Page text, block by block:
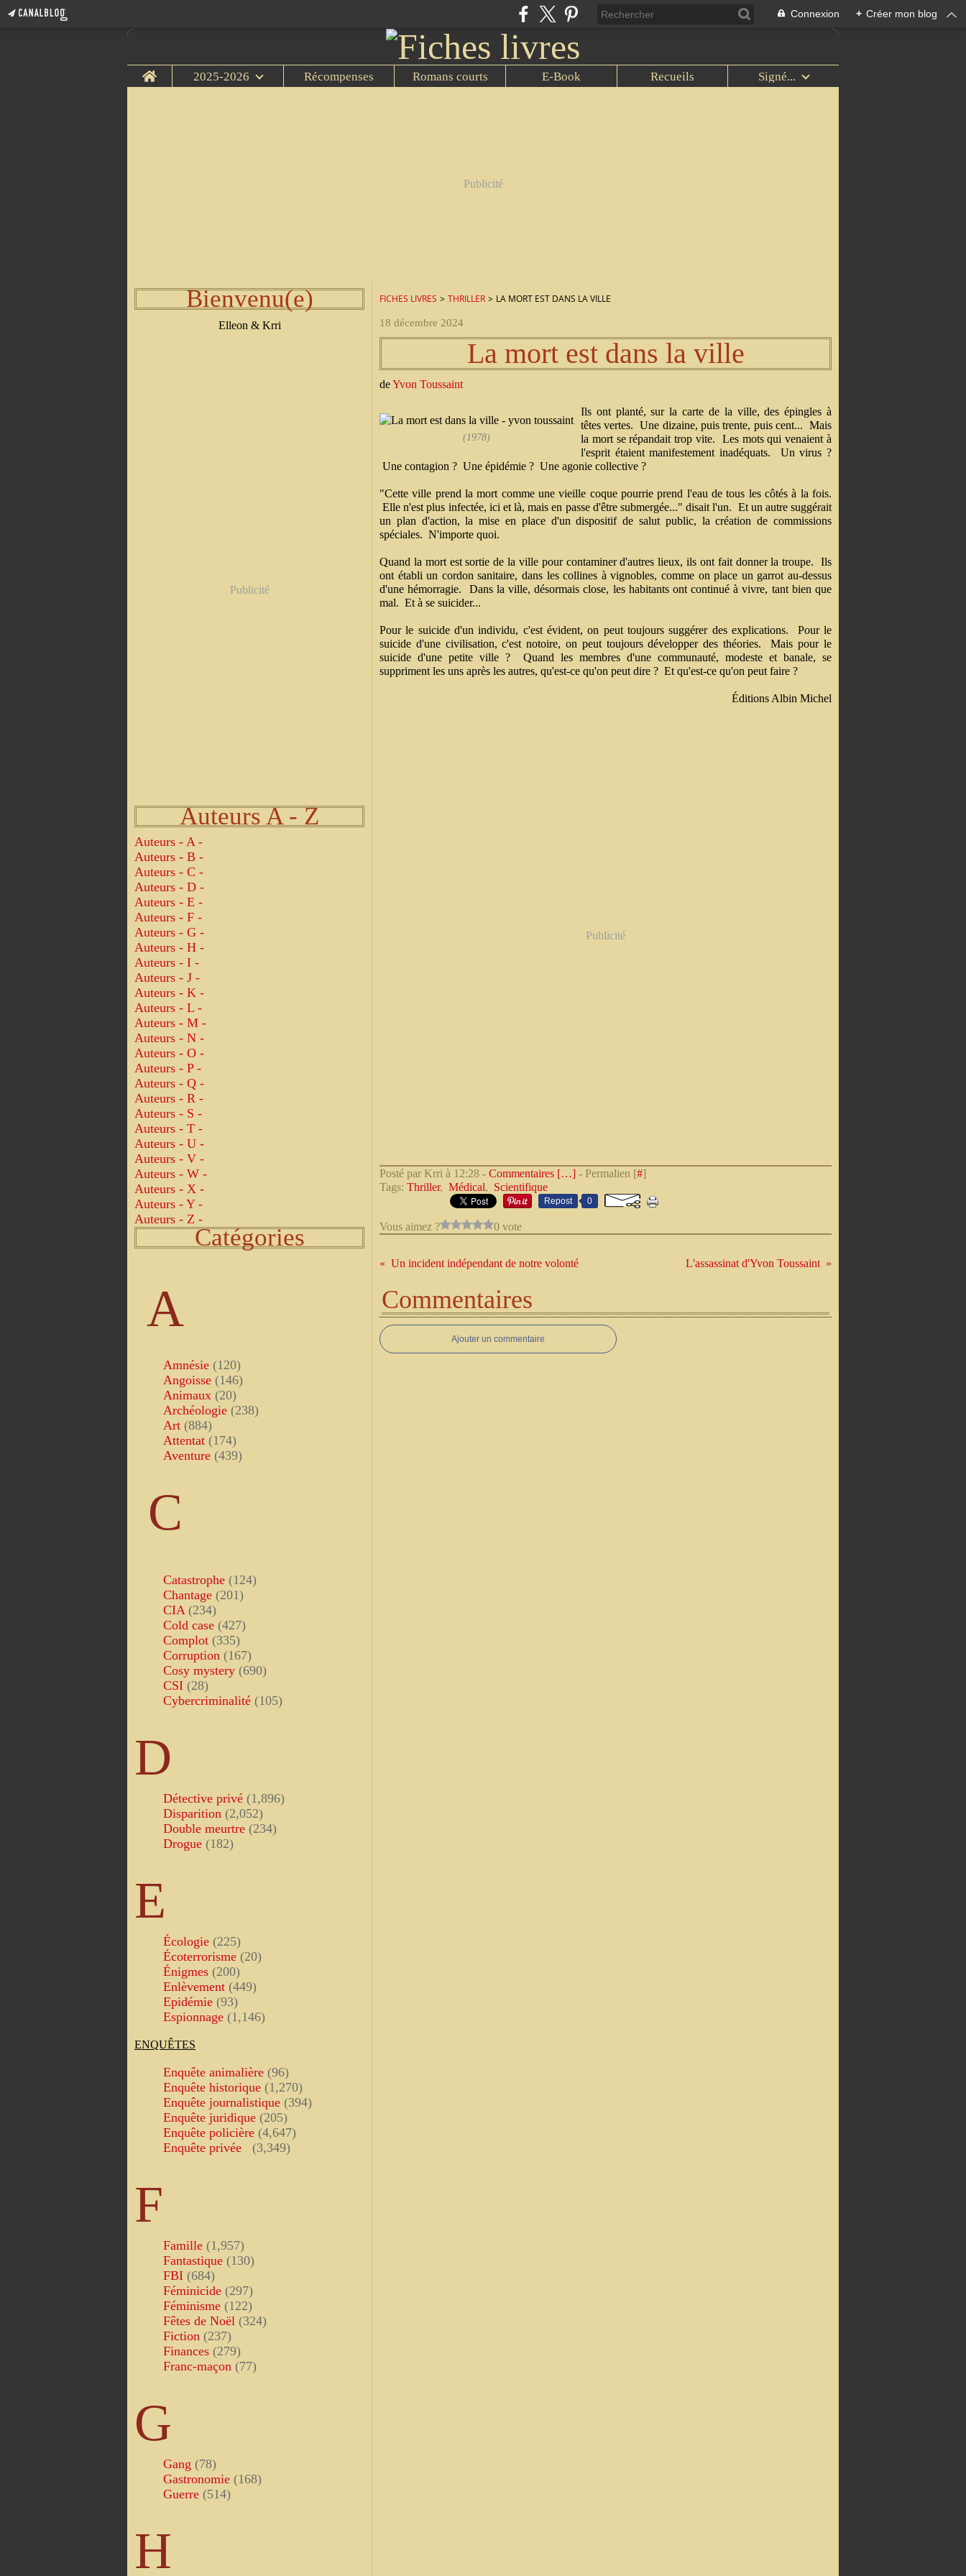
Connexion + Créer mon blog
Home 2025-2026 Récompenses Romans courts E-Book Recueils Signé...
Publicité
Bienvenu(e)
Elleon & Krri
Publicité
Auteurs A - Z
Auteurs - A -
Auteurs - B -
Auteurs - C -
Auteurs - D -
Auteurs - E -
Auteurs - F -
Auteurs - G -
Auteurs - H -
Auteurs - I -
Auteurs - J -
Auteurs - K -
Auteurs - L -
Auteurs - M -
Auteurs - N -
Auteurs - O -
Auteurs - P -
Auteurs - Q -
Auteurs - R -
Auteurs - S -
Auteurs - T -
Auteurs - U -
Auteurs - V -
Auteurs - W -
Auteurs - X -
Auteurs - Y -
Auteurs - Z -
Catégories
A
Amnésie (120)
Angoisse (146)
Animaux (20)
Archéologie (238)
Art (884)
Attentat (174)
Aventure (439)
C
Catastrophe (124)
Chantage (201)
CIA (234)
Cold case (427)
Complot (335)
Corruption (167)
Cosy mystery (690)
CSI (28)
Cybercriminalité (105)
D
Détective privé (1,896)
Disparition (2,052)
Double meurtre (234)
Drogue (182)
E
Écologie (225)
Écoterrorisme (20)
Énigmes (200)
Enlèvement (449)
Epidémie (93)
Espionnage (1,146)
ENQUÊTES
Enquête animalière (96)
Enquête historique (1,270)
Enquête journalistique (394)
Enquête juridique (205)
Enquête policière (4,647)
Enquête privée
(3,349)
F
Famille (1,957)
Fantastique (130)
FBI (684)
Féminicide (297)
Féminisme (122)
Fêtes de Noël (324)
Fiction (237)
Finances (279)
Franc-maçon (77)
G
Gang (78)
Gastronomie (168)
Guerre (514)
H
FICHES LIVRES > THRILLER > LA MORT EST DANS LA VILLE
18 décembre 2024
La mort est dans la ville
deYvon Toussaint
(1978)
Ils ont planté, sur la carte de la ville, des épingles à
têtes vertes. Une dizaine, puis trente, puis cent... Mais
la mort se répandait trop vite. Les mots qui venaient à
l'esprit étaient manifestement inadéquats. Un virus ?
Une contagion ? Une épidémie ? Une agonie collective ?
"Cette ville prend la mort comme une vieille coque pourrie prend l'eau de tous les côtés à la fois.
Elle n'est plus infectée, ici et là, mais en passe d'être submergée..." disait l'un. Et un autre suggérait
un plan d'action, la mise en place d'un dispositif de salut public, la création de commissions
spéciales. N'importe quoi.
Quand la mort est sortie de la ville pour contaminer d'autres lieux, ils ont fait donner la troupe. Ils
ont établi un cordon sanitaire, dans les collines à vignobles, comme on place un garrot au-dessus
d'une hémorragie. Dans la ville, désormais close, les habitants ont continué à vivre, tant bien que
mal. Et à se suicider...
Pour le suicide d'un individu, c'est évident, on peut toujours suggérer des explications. Pour le
suicide d'une civilisation, c'est notoire, on peut toujours développer des théories. Mais pour le
suicide d'une petite ville ? Quand les membres d'une communauté, modeste et banale, se
suppriment les uns après les autres, qu'est-ce qu'on peut dire ? Et qu'est-ce qu'on peut faire ?
Éditions Albin Michel
Publicité
Posté par Krri à 12:28 - Commentaires […] - Permalien [#]
Tags: Thriller, Médical, Scientifique
Repost 0
Vous aimez ? 0 vote
Un incident indépendant de notre volonté L'assassinat d'Yvon Toussaint
Commentaires
Ajouter un commentaire